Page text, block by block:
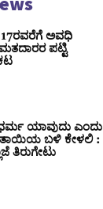
ಅವಧಿ
ಪಟ್ಟಿ
ಯಾವುದು ಎಂದು
ತಾಯಿಯ ಬಳಿ ಕೇಳಲಿ :
ತಿರುಗೇಟು